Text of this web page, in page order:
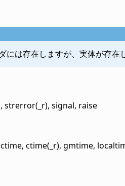
は存在しますが、実体が存在
strerror(_r), signal, raise
ctime(_r), gmtime,